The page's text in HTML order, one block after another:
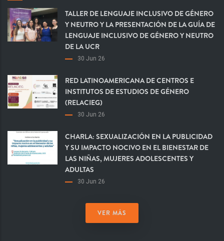
TALLER DE LENGUAJE INCLUSIVO DE GÉNERO
Y NEUTRO Y LA PRESENTACIÓN DE LA GUÍA DE
LENGUAJE INCLUSIVO DE GÉNERO Y NEUTRO
DE LA UCR
30 Jun 26
RED LATINOAMERICANA DE CENTROS E
INSTITUTOS DE ESTUDIOS DE GÉNERO
(RELACIEG)
30 Jun 26
CHARLA: SEXUALIZACIÓN EN LA PUBLICIDAD
Y SU IMPACTO NOCIVO EN EL BIENESTAR DE
LAS NIÑAS, MUJERES ADOLESCENTES Y
ADULTAS
30 Jun 26
VER MÁS